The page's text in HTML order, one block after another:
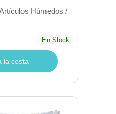
Húmedos /
En Stock
la cesta